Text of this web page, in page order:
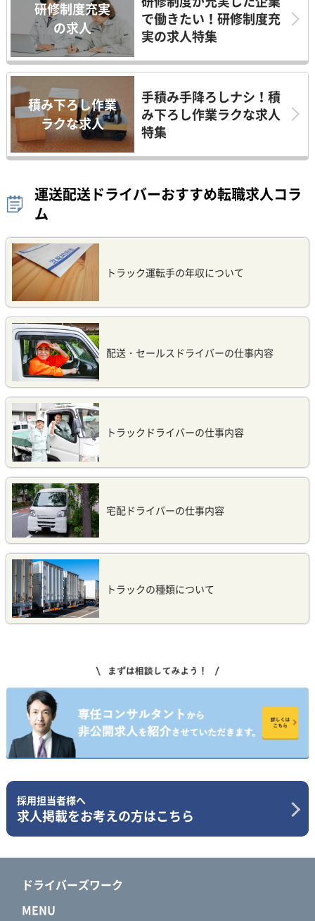
研修制度充実
の求人
で働きたい！研修制度充
実の求人特集
積み下ろし作業
ラクな求人
手積み手降ろしナシ！積
み下ろし作業ラクな求人
特集
運送配送ドライバーおすすめ転職求人コラ
ム
トラック運転手の年収について
配送・セールスドライバーの仕事内容
トラックドライバーの仕事内容
宅配ドライバーの仕事内容
トラックの種類について
採用担当者様へ
求人掲載をお考えの方はこちら
ドライバーズワーク
MENU